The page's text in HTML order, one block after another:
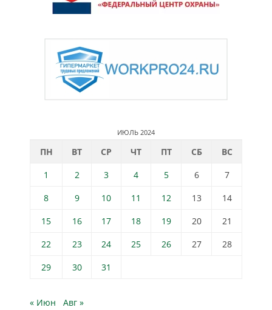
ИЮЛЬ 2024
ПН ВТ СР ЧТ ПТ СБ
ВС
1
2 3 4 5 6
7
8
9 10 11 12 13
14
15
16 17 18 19 20
21
22
23 24 25 26 27
28
29
30 31
« Июн Авг »